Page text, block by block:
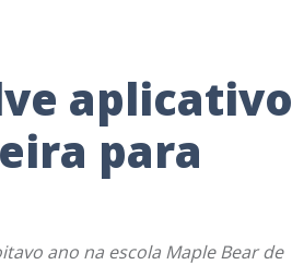
aplicativo
para
ano na escola Maple Bear de